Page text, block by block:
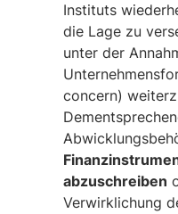
Instituts
die Lage zu
unter der
concern)
abzuschreiben
Verwirklichung